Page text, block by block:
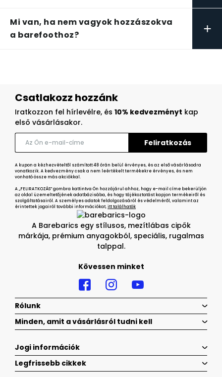
Mi van, ha nem vagyok hozzászokva
a barefoothoz?
+
A Barebarics egy stílusos, mezítlábas cipők
márkája, prémium anyagokból, speciális, rugalmas
talppal.
Kövessen minket
Csatlakozz hozzánk
Iratkozzon fel hírlevélre, és 10% kedvezményt kap
első vásárlásakor.
A kupon a kézhezvételtől számított 48 órán belül érvényes, és az első vásárlásodra
vonatkozik. A kedvezmény csak a nem leértékelt termékekre érvényes, és nem
vonható össze más akciókkal.
A „FELIRATKOZÁS” gombra kattintva Ön hozzájárul ahhoz, hogy e-mail címe bekerüljön
az oldal üzemeltetőjének adatbázisába, és hogy tájékoztatást kapjon termékeiről és
szolgáltatásairól. A személyes adatok feldolgozásáról és védelméről, valamint az
érintettek jogairól további információkat,itt találhatók
Rólunk
Minden, amit a vásárlásról tudni kell
Jogi információk
Legfrissebb cikkek